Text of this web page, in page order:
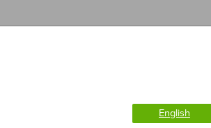
English